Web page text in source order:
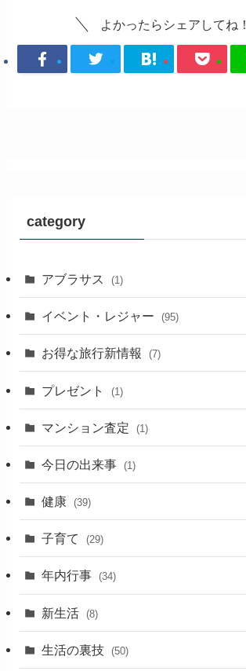
よかったらシェアしてね！
category
アブラサス (1)
イベント・レジャー (95)
お得な旅行新情報 (7)
プレゼント (1)
マンション査定 (1)
今日の出来事 (1)
健康 (39)
子育て (29)
年内行事 (34)
新生活 (8)
生活の裏技 (50)